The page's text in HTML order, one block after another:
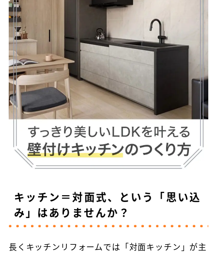
キッチン＝対面式、という「思い込
み」はありませんか？
長くキッチンリフォームでは「対面キッチン」が主